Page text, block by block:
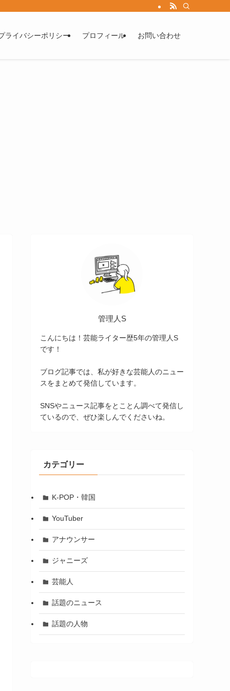
ライバシーポリシー プロフィール お問い合わせ
管理人S
こんにちは！芸能ライター歴5年の管理人S
です！
ブログ記事では、私が好きな芸能人のニュー
スをまとめて発信しています。
SNSやニュース記事をとことん調べて発信し
ているので、ぜひ楽しんでくださいね。
カテゴリー
K-POP・韓国
YouTuber
アナウンサー
ジャニーズ
芸能人
話題のニュース
話題の人物